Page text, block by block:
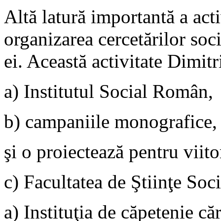
Altă latură importantă a
organizarea cercetărilor
ei. Această activitate
a) Institutul Social Român,
b) campaniile monografice,
şi o proiectează pentru
c) Facultatea de Ştiinţe
a) Instituţia de căpetenie